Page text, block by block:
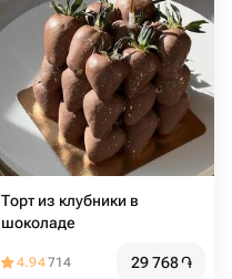
Торт из клубники в
шоколаде
4.94714 29 768֏